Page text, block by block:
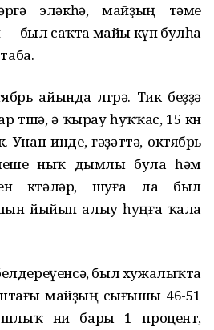
эләкһә, майҙың тәме
— был саҡта майы күп булһа
айында өлгөрә. Тик беҙҙә
төшә, ә ҡырау һуҡҡас, 15 көн
Унан инде, ғәҙәттә, октябрь
ныҡ дымлы була һәм
көтәләр, шуға ла был
йыйып алыу һуңға ҡала
был хужалыҡта
майҙың сығышы 46-51
ни бары 1 процент,